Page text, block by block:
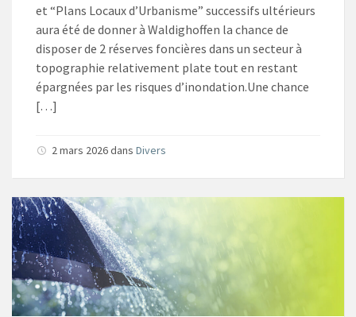
et “Plans Locaux d’Urbanisme” successifs ultérieurs
aura été de donner à Waldighoffen la chance de
disposer de 2 réserves foncières dans un secteur à
topographie relativement plate tout en restant
épargnées par les risques d’inondation.Une chance
[…]
2 mars 2026dans Divers